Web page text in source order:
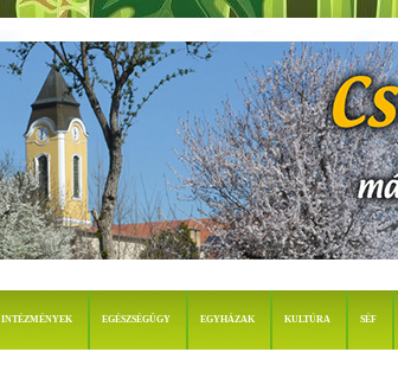
INTÉZMÉNYEK EGÉSZSÉGÜGY EGYHÁZAK KULTÚRA SÉF